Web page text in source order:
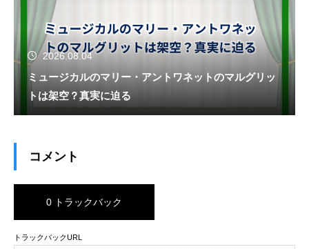
2026.08.04
ミュージカルのマリー・アントワネットのマルグリッ
トは架空？真実に迫る
コメント
0 トラックバック
トラックバックURL